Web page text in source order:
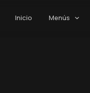
Inicio Menús